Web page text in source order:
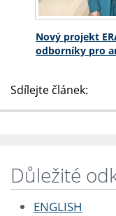
Nový projekt
odborníky pro
Sdílejte článek:
Důležité
ENGLISH